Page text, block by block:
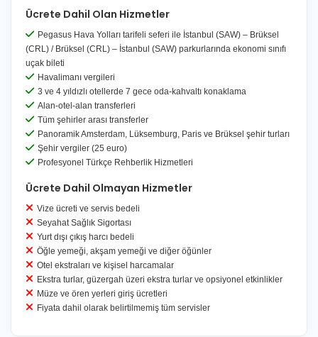
Yatak tipi talepleri otel müsaitliğine bağlıdır, garanti
PARKUR KALKIŞ
İSTANBUL SAW – BRÜKSEL CRL
PARKUR
BRÜKSEL CRL – İSTANBUL SAW 13:15
değişiklikler, operasyonel gerekçelerle eşdeğer nitelikte alternatif
hizmetlerle sağlanabilir.
Misafir, tur hizmetini satın almakla işbu iptal, değişiklik ve devir
hükümlerini okuduğunu, anladığını ve kabul ettiğini beyan eder.
Geçerli ve bağlayıcı olan metin, taraflara iletilen asıl sözleşmedir. İşbu
metin, bilgilendirme niteliğinde olmayıp sözleşme hükümlerini
özetler.
Ücrete Dahil Olan Hizmetler
Pegasus Hava Yolları tarifeli seferi ile İstanbul (SAW) – Brüksel
(CRL) / Brüksel (CRL) – İstanbul (SAW) parkurlarında ekonomi sınıfı
uçak bileti
Havalimanı vergileri
3 ve 4 yıldızlı otellerde 7 gece oda-kahvaltı konaklama
Alan-otel-alan transferleri
Tüm şehirler arası transferler
Panoramik Amsterdam, Lüksemburg, Paris ve Brüksel şehir turları
Şehir vergiler (25 euro)
Profesyonel Türkçe Rehberlik Hizmetleri
Ücrete Dahil Olmayan Hizmetler
Vize ücreti ve servis bedeli
Seyahat Sağlık Sigortası
Yurt dışı çıkış harcı bedeli
Öğle yemeği, akşam yemeği ve diğer öğünler
Otel ekstraları ve kişisel harcamalar
Ekstra turlar, güzergah üzeri ekstra turlar ve opsiyonel etkinlikler
Müze ve ören yerleri giriş ücretleri
Fiyata dahil olarak belirtilmemiş tüm servisler